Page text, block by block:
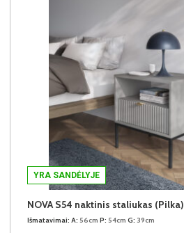
YRA SANDĖLYJE
NOVA S54 naktinis staliukas (Pilka)
Išmatavimai: A: 56cm P: 54cm G: 39cm